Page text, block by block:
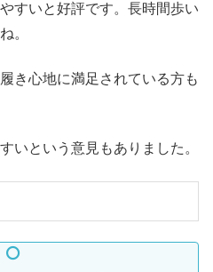
すいと好評です。長時間歩い
。
き心地に満足されている方も
いという意見もありました。